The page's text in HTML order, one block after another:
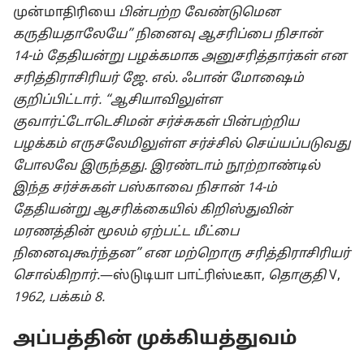
முன்மாதிரியை பின்பற்ற வேண்டுமென
கருதியதாலேயே” நினைவு ஆசரிப்பை நிசான்
14-⁠ம் தேதியன்று பழக்கமாக அனுசரித்தார்கள் என
சரித்திராசிரியர் ஜே. எல். ஃபான் மோஷைம்
குறிப்பிட்டார். “ஆசியாவிலுள்ள
குவார்ட்டோடெசிமன் சர்ச்சுகள் பின்பற்றிய
பழக்கம் எருசலேமிலுள்ள சர்ச்சில் செய்யப்படுவது
போலவே இருந்தது. இரண்டாம் நூற்றாண்டில்
இந்த சர்ச்சுகள் பஸ்காவை நிசான் 14-⁠ம்
தேதியன்று ஆசரிக்கையில் கிறிஸ்துவின்
மரணத்தின் மூலம் ஏற்பட்ட மீட்பை
நினைவுகூர்ந்தன” என மற்றொரு சரித்திராசிரியர்
சொல்கிறார்.​—⁠ஸ்டுடியா பாட்ரிஸ்டீகா, தொகுதிV,
1962, பக்கம் 8.
அப்பத்தின் முக்கியத்துவம்